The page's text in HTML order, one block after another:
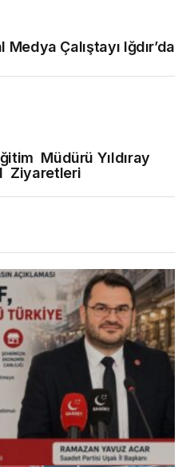
Medya Çalıştayı Iğdır’da
Müdürü Yıldıray
Ziyaretleri
2026